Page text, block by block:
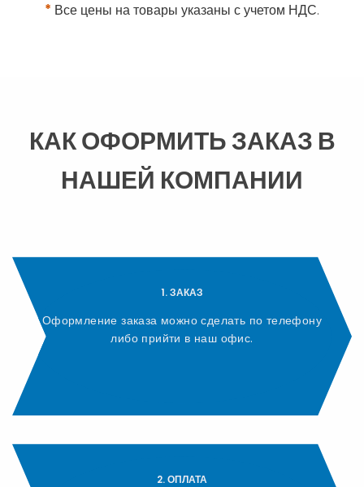
* Все цены на товары указаны с учетом НДС.
КАК ОФОРМИТЬ ЗАКАЗ В
НАШЕЙ КОМПАНИИ
1. ЗАКАЗ
Оформление заказа можно сделать по телефону
либо прийти в наш офис.
2. ОПЛАТА